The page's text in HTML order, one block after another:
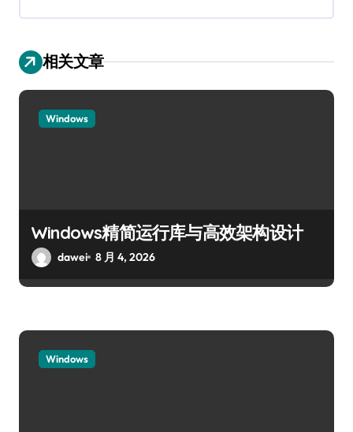
相关文章
Windows
Windows精简运行库与高效架构设计
dawei 8 月 4, 2026
Windows